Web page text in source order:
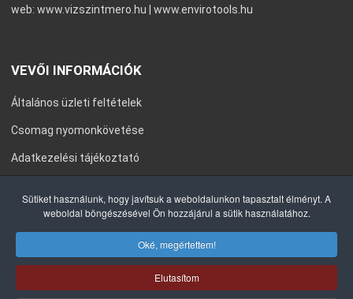
web: www.vizszintmero.hu | www.envirotools.hu
VEVŐI INFORMÁCIÓK
Általános üzleti feltételek
Csomag nyomonkövetése
Adatkezelési tájékoztató
Impresszum
Sütiket használunk, hogy javítsuk a weboldalunkon tapasztalt élményt. A
weboldal böngészésével Ön hozzájárul a sütik használatához.
Oké, megértettem!
Elutasítom